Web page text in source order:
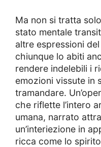
Ma non si tratta
stato mentale
altre espressioni
chiunque lo abiti
rendere indelebili i
emozioni vissute in
tramandare.
che riflette l’intero
umana, narrato
un’interiezione in
ricca come lo